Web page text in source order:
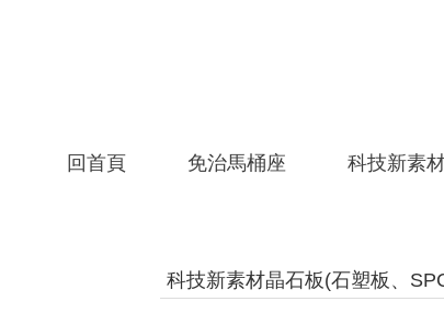
回首頁 免治馬桶座 科技新素
科技新素材晶石板(石塑板、